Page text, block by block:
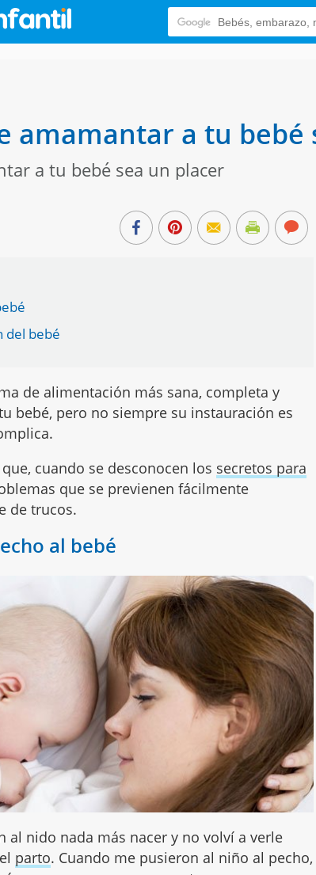
amamantar a tu bebé
a tu bebé sea un placer
del bebé
de alimentación más sana, completa y
bebé, pero no siempre su instauración es
cuando se desconocen los secretos para
que se previenen fácilmente
de trucos.
al bebé
al nido nada más nacer y no volví a verle
parto. Cuando me pusieron al niño al pecho,